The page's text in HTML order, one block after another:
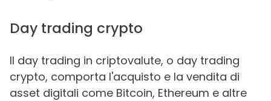
Day trading crypto
Il day trading in criptovalute, o day trading
crypto, comporta l'acquisto e la vendita di
asset digitali come Bitcoin, Ethereum e altre